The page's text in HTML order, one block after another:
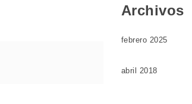
Archivos
febrero 2025
abril 2018